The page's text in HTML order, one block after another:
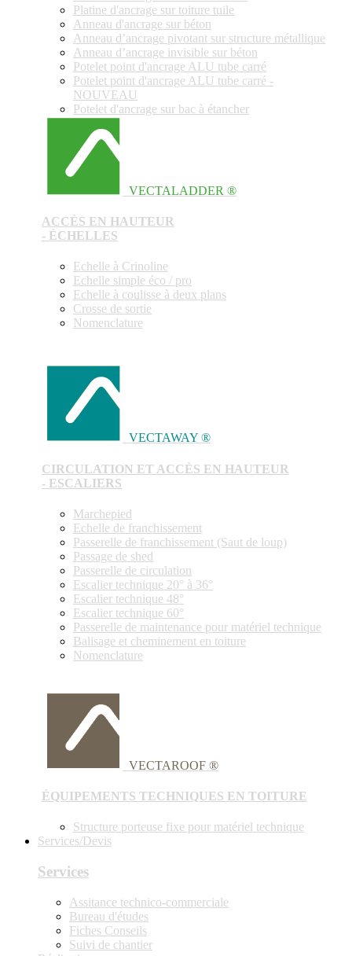
Platine d'ancrage sur toiture tuile
Anneau d'ancrage sur béton
Anneau d’ancrage pivotant sur structure métallique
Anneau d’ancrage invisible sur béton
Potelet point d'ancrage ALU tube carré
Potelet point d'ancrage ALU tube carré -
NOUVEAU
Potelet d'ancrage sur bac à étancher
VECTALADDER ®
ACCÈS EN HAUTEUR
- ÉCHELLES
Echelle à Crinoline
Echelle simple éco / pro
Echelle à coulisse à deux plans
Crosse de sortie
Nomenclature
VECTAWAY ®
CIRCULATION ET ACCÈS EN HAUTEUR
- ESCALIERS
Marchepied
Echelle de franchissement
Passerelle de franchissement (Saut de loup)
Passage de shed
Passerelle de circulation
Escalier technique 20° à 36°
Escalier technique 48°
Escalier technique 60°
Passerelle de maintenance pour matériel technique
Balisage et cheminement en toiture
Nomenclature
VECTAROOF ®
ÉQUIPEMENTS TECHNIQUES EN TOITURE
Structure porteuse fixe pour matériel technique
Services/Devis
Services
Assitance technico-commerciale
Bureau d'études
Fiches Conseils
Suivi de chantier